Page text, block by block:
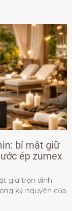
bí mật giữ
ép zumex
giữ trọn dinh
kỷ nguyên của